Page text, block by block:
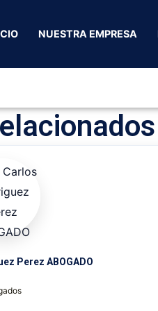
NUESTRA EMPRESA
Perez ABOGADO